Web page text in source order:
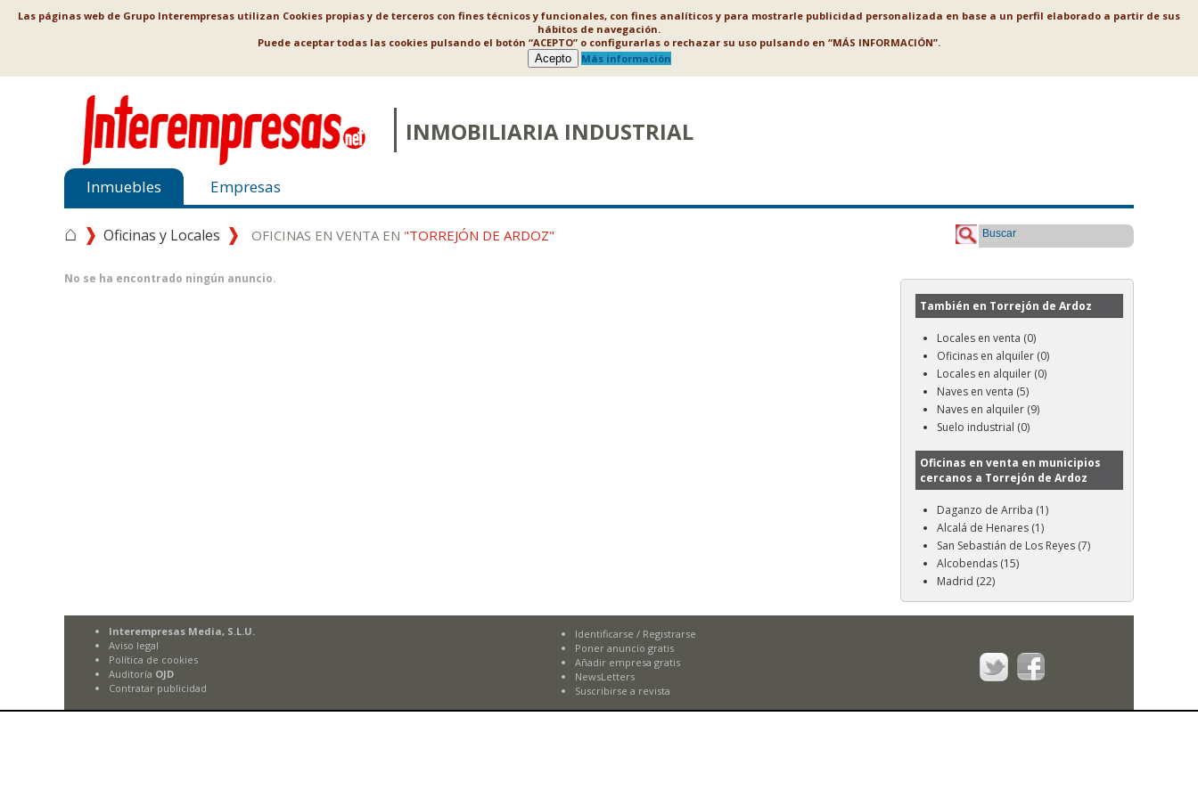
Las páginas web de Grupo Interempresas utilizan Cookies propias y de terceros con fines técnicos y funcionales, con fines analíticos y para mostrarle publicidad personalizada en base a un perfil elaborado a partir de sus
hábitos de navegación.
Puede aceptar todas las cookies pulsando el botón “ACEPTO” o configurarlas o rechazar su uso pulsando en “MÁS INFORMACIÓN”.
Acepto
Más información
INMOBILIARIA INDUSTRIAL
Inmuebles Empresas
⌂ Oficinas y Locales OFICINAS EN VENTA EN "TORREJÓN DE ARDOZ" Buscar
No se ha encontrado ningún anuncio.
También en Torrejón de Ardoz
Locales en venta (0)
Oficinas en alquiler (0)
Locales en alquiler (0)
Naves en venta (5)
Naves en alquiler (9)
Suelo industrial (0)
Oficinas en venta en municipios
cercanos a Torrejón de Ardoz
Daganzo de Arriba (1)
Alcalá de Henares (1)
San Sebastián de Los Reyes (7)
Alcobendas (15)
Madrid (22)
Interempresas Media, S.L.U.
Aviso legal
Política de cookies
Auditoría OJD
Contratar publicidad
Identificarse / Registrarse
Poner anuncio gratis
Añadir empresa gratis
NewsLetters
Suscribirse a revista